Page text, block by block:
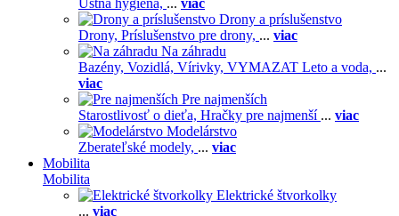
Ústna hygiena, ... viac
Drony a príslušenstvo
Drony, Príslušenstvo pre drony, ... viac
Na záhradu
Bazény, Vozidlá, Vírivky, VYMAZAT Leto a voda, ...
viac
Pre najmenších
Starostlivosť o dieťa, Hračky pre najmenší ... viac
Modelárstvo
Zberateľské modely, ... viac
Mobilita
Mobilita
Elektrické štvorkolky
... viac